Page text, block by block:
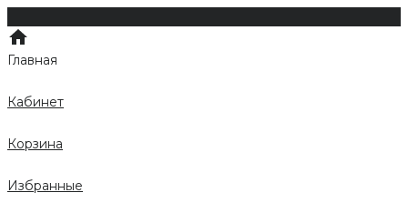
Главная
Кабинет
Корзина
Избранные